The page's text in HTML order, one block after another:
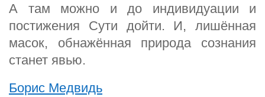
А там можно и до индивидуации и
постижения Сути дойти. И, лишённая
масок, обнажённая природа сознания
станет явью.
Борис Медвидь